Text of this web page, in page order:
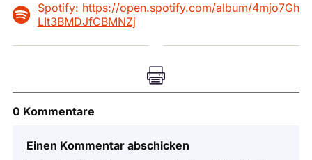

Spotify: https://open.spotify.com/album/4mjo7Gh
LIt3BMDJfCBMNZj

0 Kommentare
Einen Kommentar abschicken